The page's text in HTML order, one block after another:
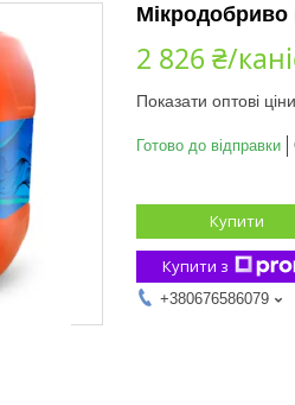
Мікродобриво
2 826 ₴/
Показати оптові ціни
Готово до відправки
Купити
Купити з
+380676586079